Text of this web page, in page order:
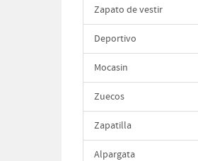
Zapato de vestir
Deportivo
Mocasin
Zuecos
Zapatilla
Alpargata